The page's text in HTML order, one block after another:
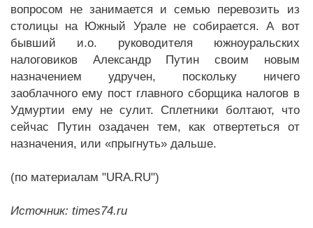
вопросом не занимается и семью перевозить из
столицы на Южный Урале не собирается. А вот
бывший и.о. руководителя южноуральских
налоговиков Александр Путин своим новым
назначением удручен, поскольку ничего
заоблачного ему пост главного сборщика налогов в
Удмуртии ему не сулит. Сплетники болтают, что
сейчас Путин озадачен тем, как отвертеться от
назначения, или «прыгнуть» дальше.
(по материалам "URA.RU")
Источник: times74.ru